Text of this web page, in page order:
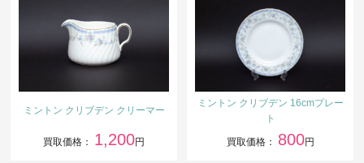
ミントン クリブデン クリーマー
買取価格： 1,200円
ミントン クリブデン 16cmプレー
ト
買取価格： 800円